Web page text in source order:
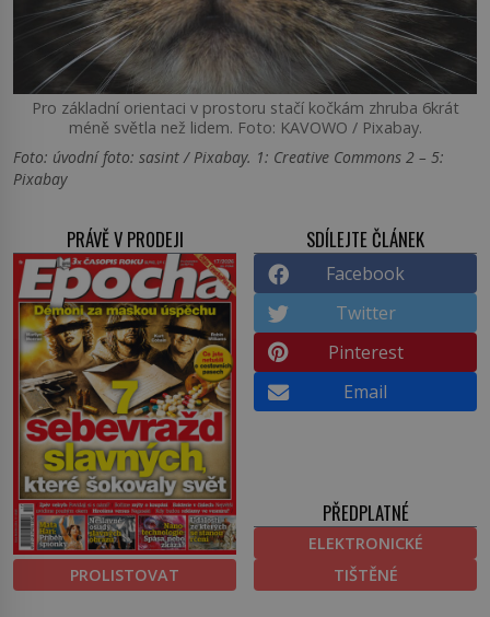
Pro základní orientaci v prostoru stačí kočkám zhruba 6krát
méně světla než lidem. Foto: KAVOWO / Pixabay.
Foto: úvodní foto: sasint / Pixabay. 1: Creative Commons 2 – 5:
Pixabay
PRÁVĚ V PRODEJI
PROLISTOVAT
SDÍLEJTE ČLÁNEK
Facebook
Twitter
Pinterest
Email
PŘEDPLATNÉ
ELEKTRONICKÉ
TIŠTĚNÉ